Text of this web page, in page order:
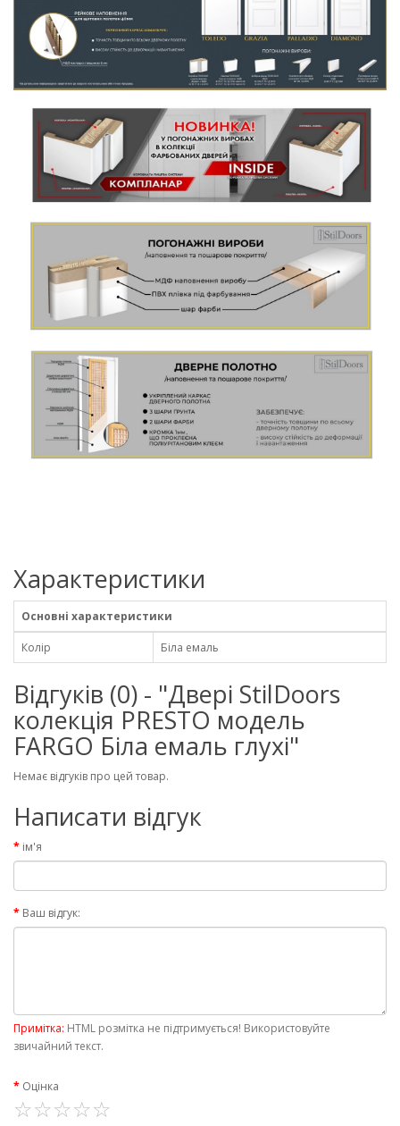
Характеристики
Основні характеристики
Колір Біла емаль
Відгуків (0) - "Двері StilDoors
колекція PRESTO модель
FARGO Біла емаль глухі"
Немає відгуків про цей товар.
Написати відгук
ім'я
Ваш відгук:
Примітка: HTML розмітка не підтримується! Використовуйте
звичайний текст.
Оцінка